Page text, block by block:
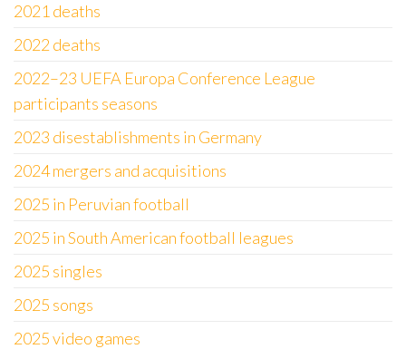
2021 deaths
2022 deaths
2022–23 UEFA Europa Conference League
participants seasons
2023 disestablishments in Germany
2024 mergers and acquisitions
2025 in Peruvian football
2025 in South American football leagues
2025 singles
2025 songs
2025 video games